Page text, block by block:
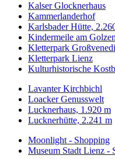
Kalser Glocknerhaus
Kammerlanderhof
Karlsbader Hütte,
Kindermeile am
Kletterpark
Kletterpark Lienz
Kulturhistorische
Lavanter Kirchbichl
Loacker Genusswelt
Lucknerhaus, 1.920 m
Lucknerhütte, 2.241 m
Moonlight - Shopping
Museum Stadt Lienz -